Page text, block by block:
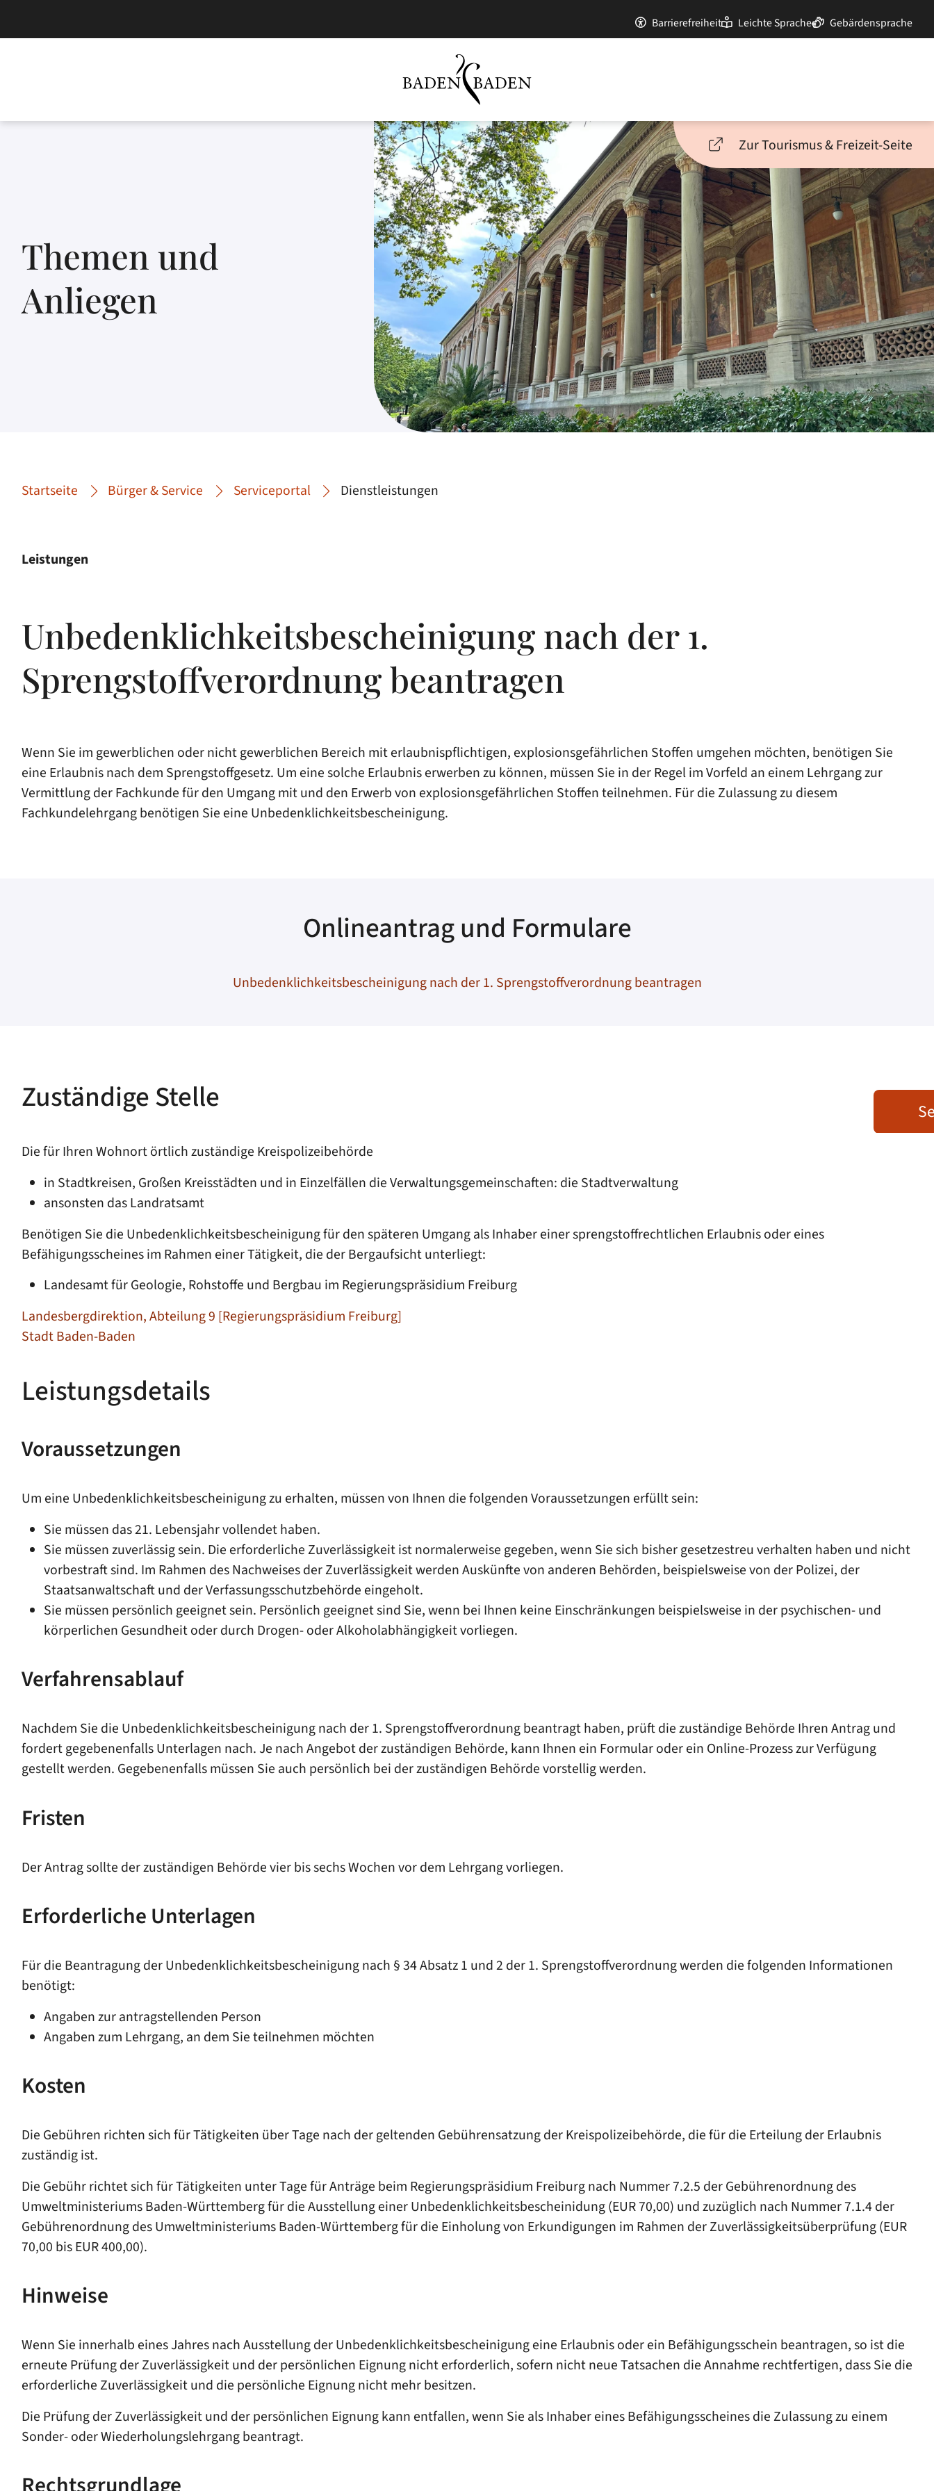
Barrierefreiheit Leichte Sprache Gebärdensprache
Zur Tourismus & Freizeit-Seite
Themen und
Anliegen
Startseite Bürger & Service Serviceportal Dienstleistungen
Leistungen
Unbedenklichkeitsbescheinigung nach der 1.
Sprengstoffverordnung beantragen
Wenn Sie im gewerblichen oder nicht gewerblichen Bereich mit erlaubnispflichtigen, explosionsgefährlichen Stoffen umgehen möchten, benötigen Sie
eine Erlaubnis nach dem Sprengstoffgesetz. Um eine solche Erlaubnis erwerben zu können, müssen Sie in der Regel im Vorfeld an einem Lehrgang zur
Vermittlung der Fachkunde für den Umgang mit und den Erwerb von explosionsgefährlichen Stoffen teilnehmen. Für die Zulassung zu diesem
Fachkundelehrgang benötigen Sie eine Unbedenklichkeitsbescheinigung.
Onlineantrag und Formulare
Unbedenklichkeitsbescheinigung nach der 1. Sprengstoffverordnung beantragen
Zuständige Stelle
Die für Ihren Wohnort örtlich zuständige Kreispolizeibehörde
in Stadtkreisen, Großen Kreisstädten und in Einzelfällen die Verwaltungsgemeinschaften: die Stadtverwaltung
ansonsten das Landratsamt
Benötigen Sie die Unbedenklichkeitsbescheinigung für den späteren Umgang als Inhaber einer sprengstoffrechtlichen Erlaubnis oder eines
Befähigungsscheines im Rahmen einer Tätigkeit, die der Bergaufsicht unterliegt:
Landesamt für Geologie, Rohstoffe und Bergbau im Regierungspräsidium Freiburg
Landesbergdirektion, Abteilung 9 [Regierungspräsidium Freiburg]
Stadt Baden-Baden
Leistungsdetails
Voraussetzungen
Um eine Unbedenklichkeitsbescheinigung zu erhalten, müssen von Ihnen die folgenden Voraussetzungen erfüllt sein:
Sie müssen das 21. Lebensjahr vollendet haben.
Sie müssen zuverlässig sein. Die erforderliche Zuverlässigkeit ist normalerweise gegeben, wenn Sie sich bisher gesetzestreu verhalten haben und nicht
vorbestraft sind. Im Rahmen des Nachweises der Zuverlässigkeit werden Auskünfte von anderen Behörden, beispielsweise von der Polizei, der
Staatsanwaltschaft und der Verfassungsschutzbehörde eingeholt.
Sie müssen persönlich geeignet sein. Persönlich geeignet sind Sie, wenn bei Ihnen keine Einschränkungen beispielsweise in der psychischen- und
körperlichen Gesundheit oder durch Drogen- oder Alkoholabhängigkeit vorliegen.
Verfahrensablauf
Nachdem Sie die Unbedenklichkeitsbescheinigung nach der 1. Sprengstoffverordnung beantragt haben, prüft die zuständige Behörde Ihren Antrag und
fordert gegebenenfalls Unterlagen nach. Je nach Angebot der zuständigen Behörde, kann Ihnen ein Formular oder ein Online-Prozess zur Verfügung
gestellt werden. Gegebenenfalls müssen Sie auch persönlich bei der zuständigen Behörde vorstellig werden.
Fristen
Der Antrag sollte der zuständigen Behörde vier bis sechs Wochen vor dem Lehrgang vorliegen.
Erforderliche Unterlagen
Für die Beantragung der Unbedenklichkeitsbescheinigung nach § 34 Absatz 1 und 2 der 1. Sprengstoffverordnung werden die folgenden Informationen
benötigt:
Angaben zur antragstellenden Person
Angaben zum Lehrgang, an dem Sie teilnehmen möchten
Kosten
Die Gebühren richten sich für Tätigkeiten über Tage nach der geltenden Gebührensatzung der Kreispolizeibehörde, die für die Erteilung der Erlaubnis
zuständig ist.
Die Gebühr richtet sich für Tätigkeiten unter Tage für Anträge beim Regierungspräsidium Freiburg nach Nummer 7.2.5 der Gebührenordnung des
Umweltministeriums Baden-Württemberg für die Ausstellung einer Unbedenklichkeitsbescheinidung (EUR 70,00) und zuzüglich nach Nummer 7.1.4 der
Gebührenordnung des Umweltministeriums Baden-Württembergfür die Einholung von Erkundigungen im Rahmen der Zuverlässigkeitsüberprüfung (EUR
70,00 bis EUR 400,00).
Hinweise
Wenn Sie innerhalb eines Jahres nach Ausstellung der Unbedenklichkeitsbescheinigung eine Erlaubnis oder ein Befähigungsschein beantragen, so ist die
erneute Prüfung der Zuverlässigkeit und der persönlichen Eignung nicht erforderlich, sofern nicht neue Tatsachen die Annahme rechtfertigen, dass Sie die
erforderliche Zuverlässigkeit und die persönliche Eignung nicht mehr besitzen.
Die Prüfung der Zuverlässigkeit und der persönlichen Eignung kann entfallen, wenn Sie als Inhaber eines Befähigungsscheines die Zulassung zu einem
Sonder- oder Wiederholungslehrgang beantragt.